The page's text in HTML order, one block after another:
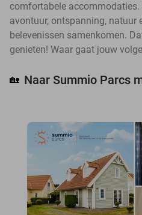
comfortabele accommodaties.
avontuur, ontspanning, natuur
belevenissen samenkomen.
genieten! Waar gaat jouw
🏡 Naar Summio Parcs